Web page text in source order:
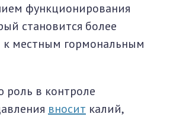
функционирования
становится более
к местным гормональным
в контроле
вносит калий,